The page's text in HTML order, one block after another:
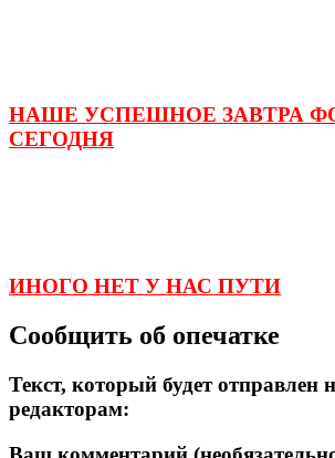
НАШЕ УСПЕШНОЕ ЗАВТРА
СЕГОДНЯ
ИНОГО НЕТ У НАС ПУТИ
Сообщить об опечатке
Текст, который будет отправлен
редакторам: